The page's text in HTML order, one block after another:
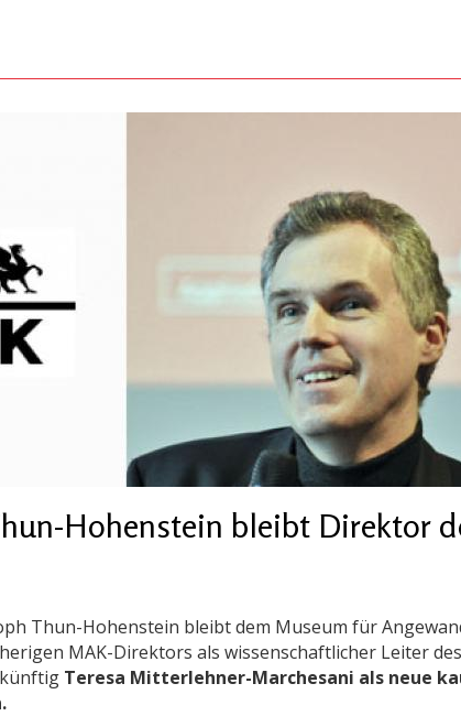
Hohenstein bleibt Direktor
Thun-Hohenstein bleibt dem Museum für
MAK-Direktors als wissenschaftlicher Leiter
Teresa Mitterlehner-Marchesani als neue